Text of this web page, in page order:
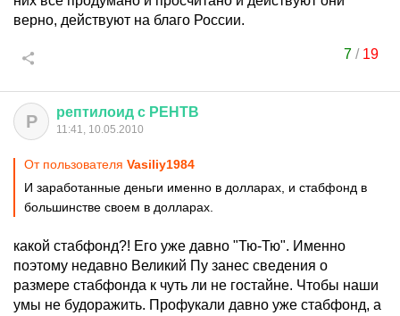
верно, действуют на благо России.
7 / 19
Р рептилоид с РЕНТВ
11:41, 10.05.2010
От пользователя Vasiliy1984
И заработанные деньги именно в долларах, и стабфонд в
большинстве своем в долларах.
какой стабфонд?! Его уже давно "Тю-Тю". Именно
поэтому недавно Великий Пу занес сведения о
размере стабфонда к чуть ли не гостайне. Чтобы наши
умы не будоражить. Профукали давно уже стабфонд, а